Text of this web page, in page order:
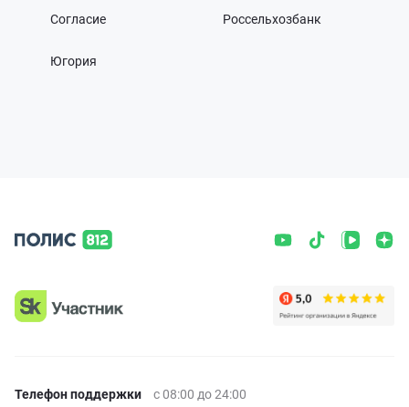
Согласие Россельхозбанк
Югория
Телефон поддержки с 08:00 до 24:00